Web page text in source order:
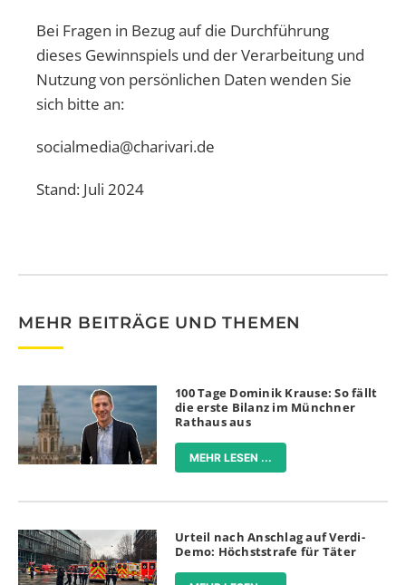
Bei Fragen in Bezug auf die Durchführung
dieses Gewinnspiels und der Verarbeitung und
Nutzung von persönlichen Daten wenden Sie
sich bitte an:
socialmedia@charivari.de
Stand: Juli 2024
MEHR BEITRÄGE UND THEMEN
100 Tage Dominik Krause: So fällt
die erste Bilanz im Münchner
Rathaus aus
MEHR LESEN ...
Urteil nach Anschlag auf Verdi-
Demo: Höchststrafe für Täter